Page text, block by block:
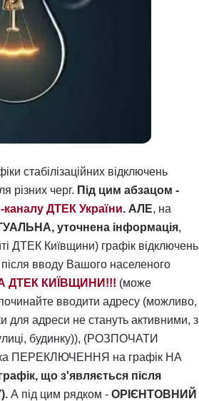
стабілізаційних відключень
різних черг. Під цим абзацом -
каналу ДТЕК України. АЛЕ, на
уточнена інформація,
Київщини) графік відключень
вводу Вашого населеного
ДТЕК КИЇВЩИНИ!!! (може
вводити адресу (можливо,
для адреси не стануть активними, з
будинку)), (РОЗПОЧАТИ
ПЕРЕКЛЮЧЕННЯ на графік НА
що з'являється після
А під цим рядком - ОРІЄНТОВНИЙ